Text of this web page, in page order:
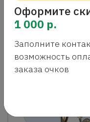
Оформите
1 000 р.
Заполните
возможность
заказа очков